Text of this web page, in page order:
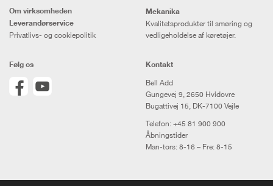
Om virksomheden
Leverandørservice
Privatlivs- og cookiepolitik
Mekanika
Kvalitetsprodukter til smøring og
vedligeholdelse af køretøjer.
Følg os Kontakt
Bell Add
Gungevej 9, 2650 Hvidovre
Bugattivej 15, DK-7100 Vejle
Telefon: +45 81 900 900
Åbningstider
Man-tors: 8-16 – Fre: 8-15